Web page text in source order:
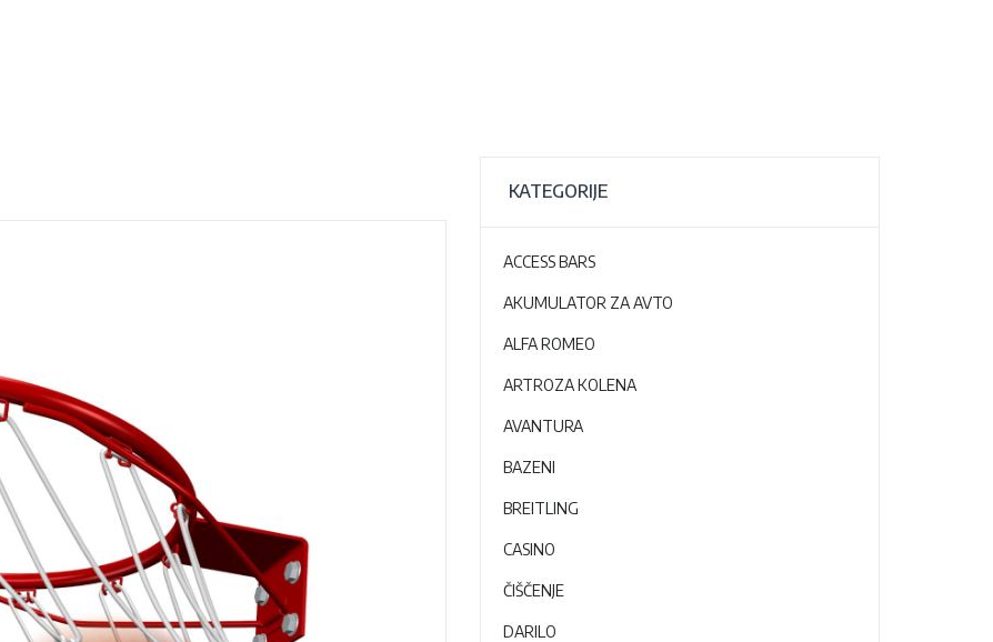
KATEGORIJE
ACCESS BARS
AKUMULATOR ZA AVTO
ALFA ROMEO
ARTROZA KOLENA
AVANTURA
BAZENI
BREITLING
CASINO
ČIŠČENJE
DARILO